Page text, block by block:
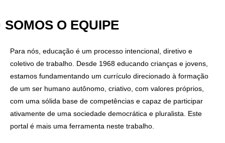
SOMOS O EQUIPE
Para nós, educação é um processo intencional, diretivo e
coletivo de trabalho. Desde 1968 educando crianças e jovens,
estamos fundamentando um currículo direcionado à formação
de um ser humano autônomo, criativo, com valores próprios,
com uma sólida base de competências e capaz de participar
ativamente de uma sociedade democrática e pluralista. Este
portal é mais uma ferramenta neste trabalho.